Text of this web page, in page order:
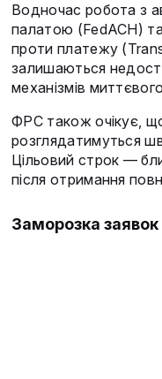
Водночас робота з
палатою (FedACH)
проти платежу
залишаються
механізмів
ФРС також очікує,
розглядатимуться
Цільовий строк —
після отримання
Заморозка заявок